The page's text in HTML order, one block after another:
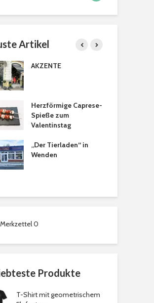
Artikel
AKZENTE
Herzförmige Caprese-
Spieße zum
Valentinstag
„Der Tierladen“ in
Wenden
0
Produkte
T-Shirt mit geometrischem